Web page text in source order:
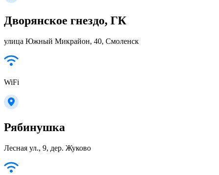
Дворянское гнездо, ГК
улица Южный Микрайон, 40, Смоленск
WiFi
Рябинушка
Лесная ул., 9, дер. Жуково